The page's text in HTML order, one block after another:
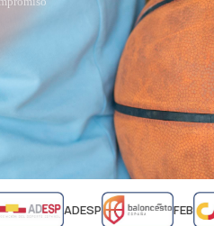
ADESP FEB